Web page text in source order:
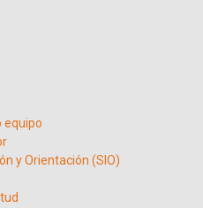
equipo
y Orientación (SIO)